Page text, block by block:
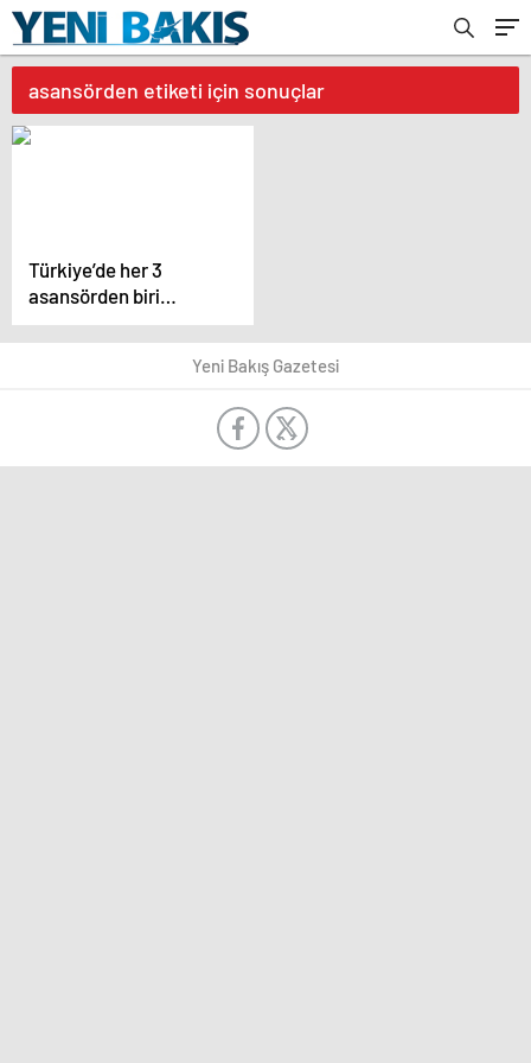
asansörden etiketi için sonuçlar
Türkiye’de her 3
asansörden biri
güvensiz
Yeni Bakış Gazetesi